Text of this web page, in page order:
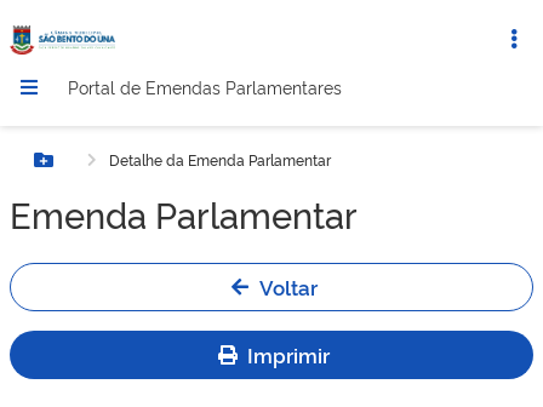
Portal de Emendas Parlamentares
Botão MenuDetalhe da Emenda Parlamentar
Emenda Parlamentar
Voltar
Imprimir